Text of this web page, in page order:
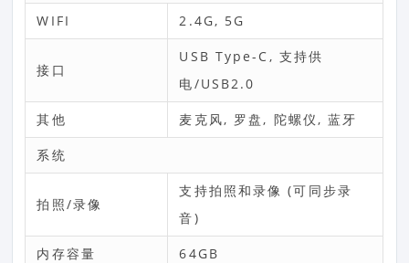
WIFI 2.4G, 5G
接口
USB Type-C, 支持供
电/USB2.0
其他 麦克风, 罗盘, 陀螺仪, 蓝牙
系统
拍照/录像
支持拍照和录像 (可同步录
音)
内存容量 64GB